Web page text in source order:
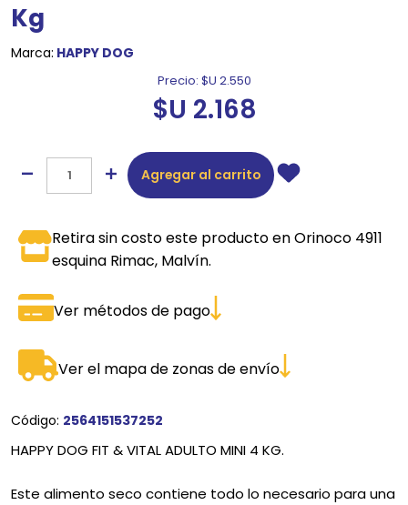
Kg
Marca: HAPPY DOG
Precio: $U 2.550
$U 2.168
Agregar al carrito
Retira sin costo este producto en Orinoco 4911
esquina Rimac, Malvín.
Ver métodos de pago
Ver el mapa de zonas de envío
Código: 2564151537252
HAPPY DOG FIT & VITAL ADULTO MINI 4 KG.
Este alimento seco contiene todo lo necesario para una